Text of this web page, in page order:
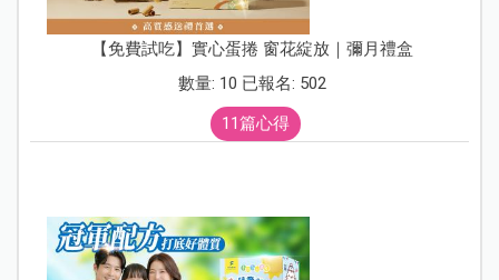
【免費試吃】實心蛋捲 窗花綻放｜彌月禮盒
數量: 10 已報名: 502
11篇心得